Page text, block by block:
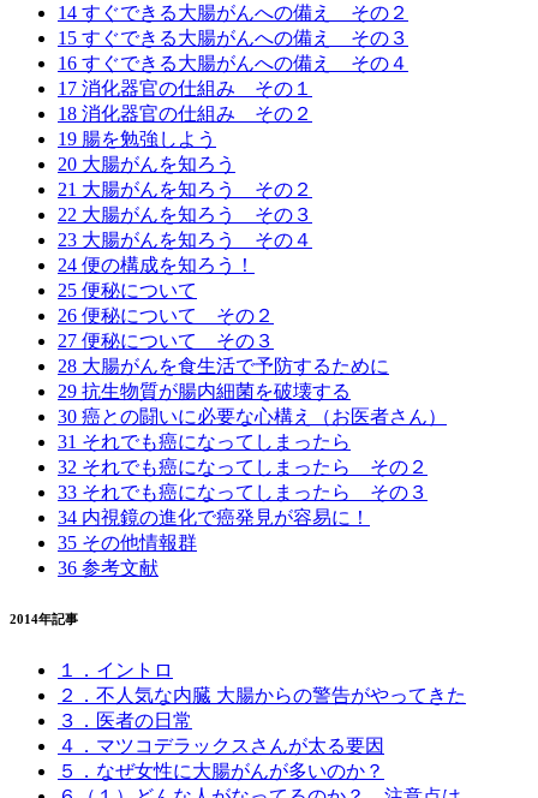
14 すぐできる大腸がんへの備え その２
15 すぐできる大腸がんへの備え その３
16 すぐできる大腸がんへの備え その４
17 消化器官の仕組み その１
18 消化器官の仕組み その２
19 腸を勉強しよう
20 大腸がんを知ろう
21 大腸がんを知ろう その２
22 大腸がんを知ろう その３
23 大腸がんを知ろう その４
24 便の構成を知ろう！
25 便秘について
26 便秘について その２
27 便秘について その３
28 大腸がんを食生活で予防するために
29 抗生物質が腸内細菌を破壊する
30 癌との闘いに必要な心構え（お医者さん）
31 それでも癌になってしまったら
32 それでも癌になってしまったら その２
33 それでも癌になってしまったら その３
34 内視鏡の進化で癌発見が容易に！
35 その他情報群
36 参考文献
2014年記事
１．イントロ
２．不人気な内臓 大腸からの警告がやってきた
３．医者の日常
４．マツコデラックスさんが太る要因
５．なぜ女性に大腸がんが多いのか？